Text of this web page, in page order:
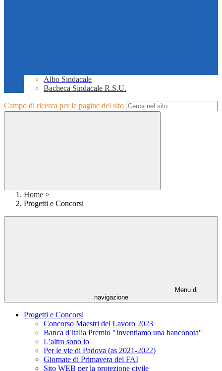
Albo Sindacale
Bacheca Sindacale R.S.U.
Campo di ricerca per le pagine del sito
Home >
Progetti e Concorsi
Menu di
navigazione
Progetti e Concorsi
Concorso Maestri del Lavoro 2023
Banca d'Italia Premio "Inventiamo una banconota"
L’altro sono io
Per le vie di Padova (as 2021-2022)
Giornate di Primavera del FAI
Sito WEB per la protezione civile